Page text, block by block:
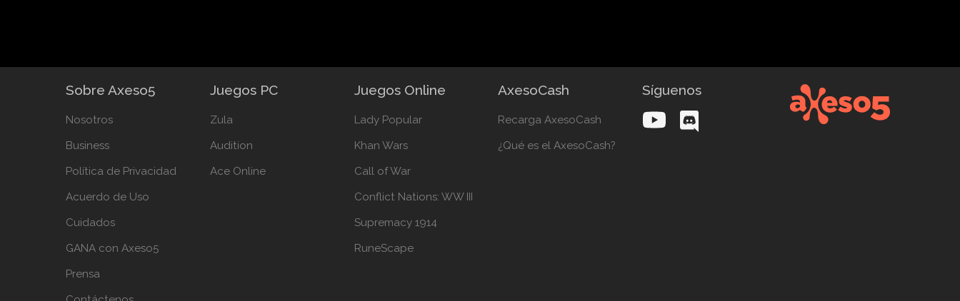
Sobre Axeso5
Nosotros
Business
Política de Privacidad
Acuerdo de Uso
Cuidados
GANA con Axeso5
Prensa
Juegos PC
Zula
Audition
Ace Online
Juegos Online
Lady Popular
Khan Wars
Call of War
Conflict Nations: WW III
Supremacy 1914
RuneScape
AxesoCash
Recarga AxesoCash
¿Qué es el AxesoCash?
Síguenos